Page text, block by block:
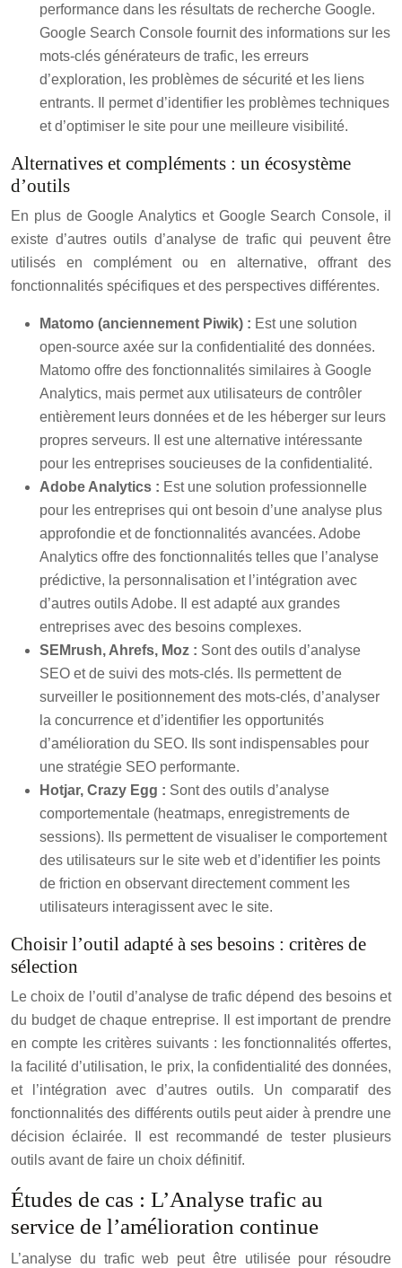
performance dans les résultats de recherche Google.
Google Search Console fournit des informations sur les
mots-clés générateurs de trafic, les erreurs
d’exploration, les problèmes de sécurité et les liens
entrants. Il permet d’identifier les problèmes techniques
et d’optimiser le site pour une meilleure visibilité.
Alternatives et compléments : un écosystème
d’outils
En plus de Google Analytics et Google Search Console, il
existe d’autres outils d’analyse de trafic qui peuvent être
utilisés en complément ou en alternative, offrant des
fonctionnalités spécifiques et des perspectives différentes.
Matomo (anciennement Piwik) : Est une solution
open-source axée sur la confidentialité des données.
Matomo offre des fonctionnalités similaires à Google
Analytics, mais permet aux utilisateurs de contrôler
entièrement leurs données et de les héberger sur leurs
propres serveurs. Il est une alternative intéressante
pour les entreprises soucieuses de la confidentialité.
Adobe Analytics : Est une solution professionnelle
pour les entreprises qui ont besoin d’une analyse plus
approfondie et de fonctionnalités avancées. Adobe
Analytics offre des fonctionnalités telles que l’analyse
prédictive, la personnalisation et l’intégration avec
d’autres outils Adobe. Il est adapté aux grandes
entreprises avec des besoins complexes.
SEMrush, Ahrefs, Moz : Sont des outils d’analyse
SEO et de suivi des mots-clés. Ils permettent de
surveiller le positionnement des mots-clés, d’analyser
la concurrence et d’identifier les opportunités
d’amélioration du SEO. Ils sont indispensables pour
une stratégie SEO performante.
Hotjar, Crazy Egg : Sont des outils d’analyse
comportementale (heatmaps, enregistrements de
sessions). Ils permettent de visualiser le comportement
des utilisateurs sur le site web et d’identifier les points
de friction en observant directement comment les
utilisateurs interagissent avec le site.
Choisir l’outil adapté à ses besoins : critères de
sélection
Le choix de l’outil d’analyse de trafic dépend des besoins et
du budget de chaque entreprise. Il est important de prendre
en compte les critères suivants : les fonctionnalités offertes,
la facilité d’utilisation, le prix, la confidentialité des données,
et l’intégration avec d’autres outils. Un comparatif des
fonctionnalités des différents outils peut aider à prendre une
décision éclairée. Il est recommandé de tester plusieurs
outils avant de faire un choix définitif.
Études de cas : L’Analyse trafic au
service de l’amélioration continue
L’analyse du trafic web peut être utilisée pour résoudre